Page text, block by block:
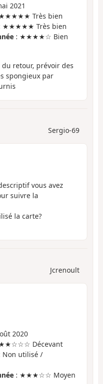
2021
Très bien
★★★★★ Très bien
: ★★★★☆ Bien
retour, prévoir des
spongieux par
Sergio-69
vous avez
suivre la
la carte?
Jcrenoult
2020
Décevant
Non utilisé /
: ★★★☆☆ Moyen